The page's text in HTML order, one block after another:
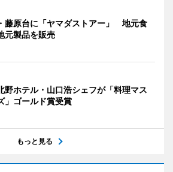
藤原台に「ヤマダストアー」 地元食
元製品を販売
野ホテル・山口浩シェフが「料理マス
」ゴールド賞受賞
もっと見る